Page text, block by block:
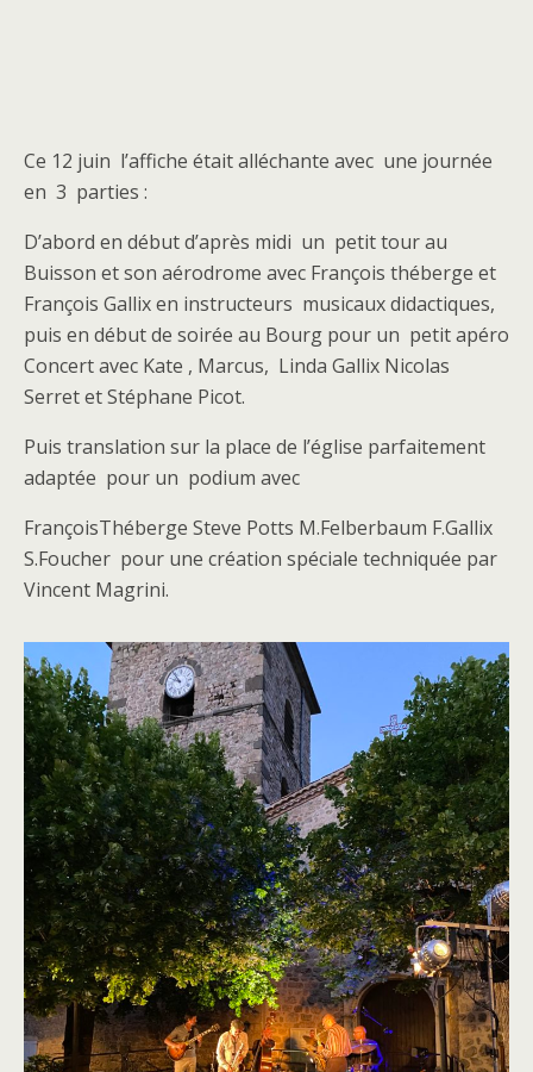
Ce 12 juin l’affiche était alléchante avec une journée
en 3 parties :
D’abord en début d’après midi un petit tour au
Buisson et son aérodrome avec François théberge et
François Gallix en instructeurs musicaux didactiques,
puis en début de soirée au Bourg pour un petit apéro
Concert avec Kate , Marcus, Linda Gallix Nicolas
Serret et Stéphane Picot.
Puis translation sur la place de l’église parfaitement
adaptée pour un podium avec
FrançoisThéberge Steve Potts M.Felberbaum F.Gallix
S.Foucher pour une création spéciale techniquée par
Vincent Magrini.